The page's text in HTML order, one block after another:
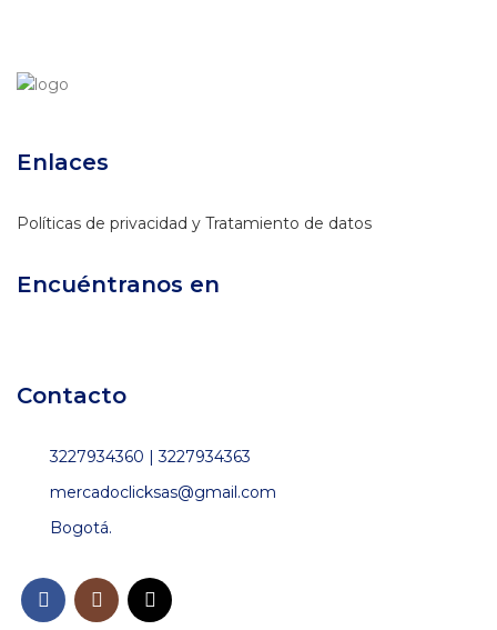
Enlaces
Políticas de privacidad y Tratamiento de datos
Encuéntranos en
Contacto
3227934360 | 3227934363
mercadoclicksas@gmail.com
Bogotá.